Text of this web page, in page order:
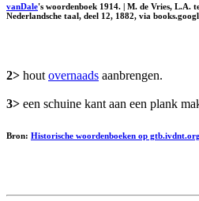
vanDale's woordenboek 1914. | M. de Vries, L.A.
Nederlandsche taal, deel 12, 1882, via
2> hout overnaads aanbrengen.
3> een schuine kant aan een plank
Bron: Historische woordenboeken op